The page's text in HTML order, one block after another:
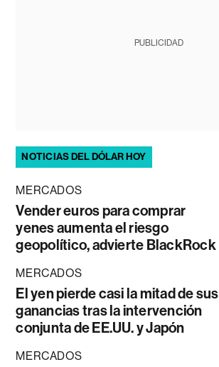
PUBLICIDAD
NOTICIAS DEL DÓLAR HOY
MERCADOS
Vender euros para comprar
yenes aumenta el riesgo
geopolítico, advierte BlackRock
MERCADOS
El yen pierde casi la mitad de sus
ganancias tras la intervención
conjunta de EE.UU. y Japón
MERCADOS